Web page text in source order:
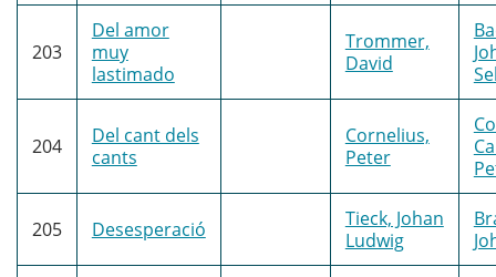
203
Del amor
muy
lastimado
Trommer,
David
204
Del cant dels
cants
Cornelius,
Peter
205 Desesperació
Tieck, Johan
Ludwig